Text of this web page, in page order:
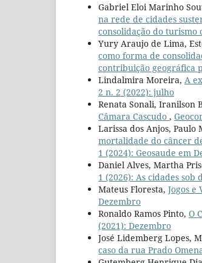
Gabriel Eloi Marinho
na rede de cidades
consolidação do
Yury Araujo de Lima,
como forma de
contribuição geográfica
Lindalmira Moreira, A
2 n. 2 (2022): julho
Renata Sonali, Iranilson
Câmara Cascudo ,
Larissa dos Anjos, Paulo
mortalidade do câncer
1 (2024): Geosaude em
Daniel Alves, Martha
1 (2026): As cidades
Mateus Floresta, Jogos e
Dezembro
Ronaldo Ramos Pinto, O
(2021): Dezembro
José Lidemberg Lopes,
caso da rua Prado